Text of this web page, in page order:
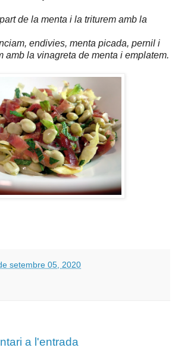
de la menta i la triturem amb la
endivies, menta picada, pernil i
amb la vinagreta de menta i emplatem.
setembre 05, 2020
a l'entrada